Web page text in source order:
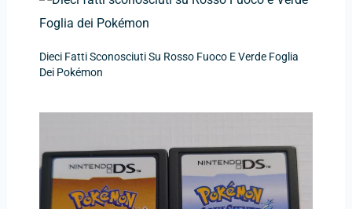
Dieci Fatti Sconosciuti Su Rosso Fuoco E Verde Foglia
Dei Pokémon